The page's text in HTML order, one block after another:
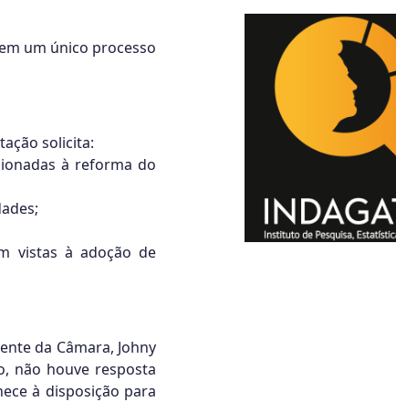
um único processo
solicita:
à reforma do
vistas à adoção de
da Câmara, Johny
não houve resposta
à disposição para